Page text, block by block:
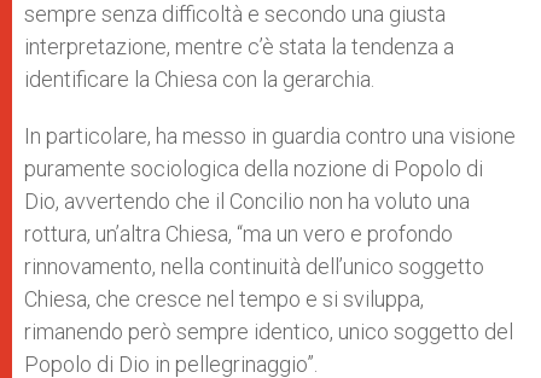
sempre senza difficoltà e secondo una giusta
interpretazione, mentre c’è stata la tendenza a
identificare la Chiesa con la gerarchia.
In particolare, ha messo in guardia contro una visione
puramente sociologica della nozione di Popolo di
Dio, avvertendo che il Concilio non ha voluto una
rottura, un’altra Chiesa, “ma un vero e profondo
rinnovamento, nella continuità dell’unico soggetto
Chiesa, che cresce nel tempo e si sviluppa,
rimanendo però sempre identico, unico soggetto del
Popolo di Dio in pellegrinaggio”.